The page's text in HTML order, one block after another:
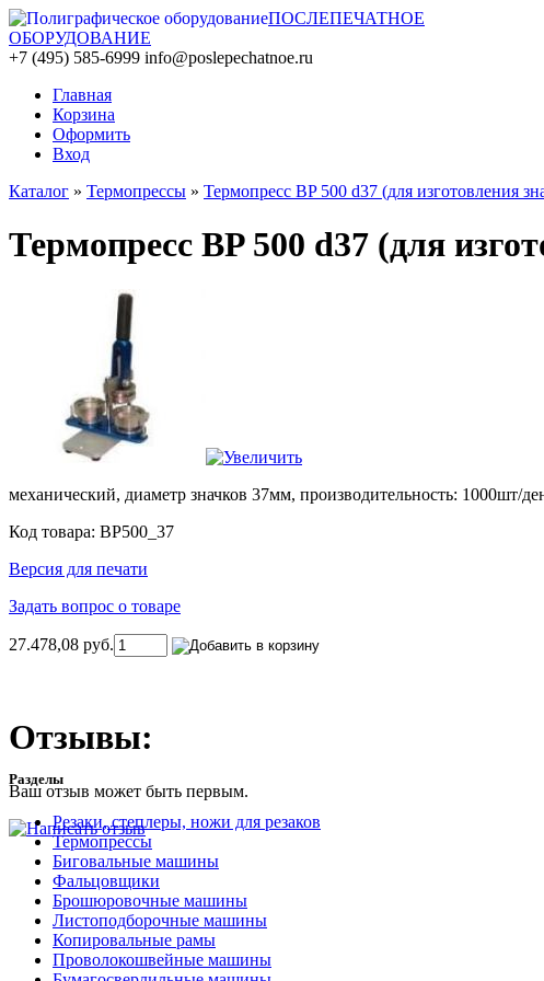
ПОСЛЕПЕЧАТНОЕ
ОБОРУДОВАНИЕ
+7 (495) 585-6999 info@poslepechatnoe.ru
Главная
Корзина
Оформить
Вход
Каталог » Термопрессы » Термопресс BP 500 d37 (для изготовления
Термопресс BP 500 d37 (для
механический, диаметр значков 37мм, производительность: 1000шт/
Код товара: BP500_37
Версия для печати
Задать вопрос о товаре
27.478,08 руб.
Отзывы:
Ваш отзыв может быть первым.
Разделы
Резаки, степлеры, ножи для резаков
Термопрессы
Биговальные машины
Фальцовщики
Брошюровочные машины
Листоподборочные машины
Копировальные рамы
Проволокошвейные машины